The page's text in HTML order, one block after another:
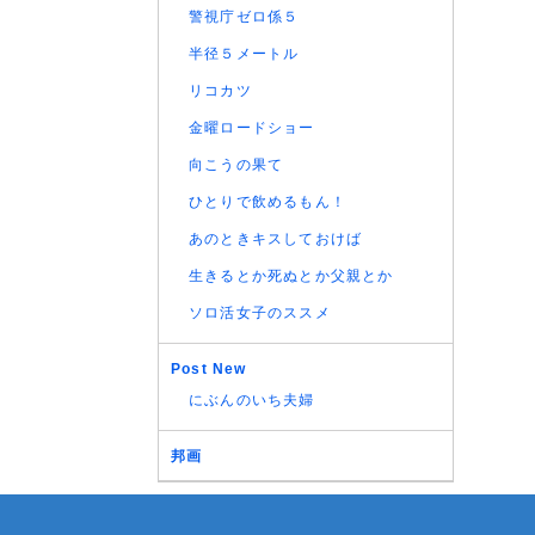
警視庁ゼロ係５
半径５メートル
リコカツ
金曜ロードショー
向こうの果て
ひとりで飲めるもん！
あのときキスしておけば
生きるとか死ぬとか父親とか
ソロ活女子のススメ
Post New
にぶんのいち夫婦
邦画